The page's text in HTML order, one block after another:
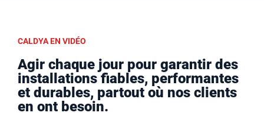
CALDYA EN VIDÉO
Agir chaque jour pour garantir des
installations fiables, performantes
et durables, partout où nos clients
en ont besoin.